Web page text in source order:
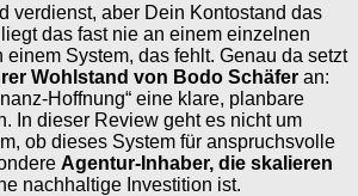
verdienst, aber Dein Kontostand das
das fast nie an einem einzelnen
einem System, das fehlt. Genau da setzt
Wohlstand von Bodo Schäfer an:
Hoffnung“ eine klare, planbare
In dieser Review geht es nicht um
ob dieses System für anspruchsvolle
Agentur-Inhaber, die skalieren
nachhaltige Investition ist.